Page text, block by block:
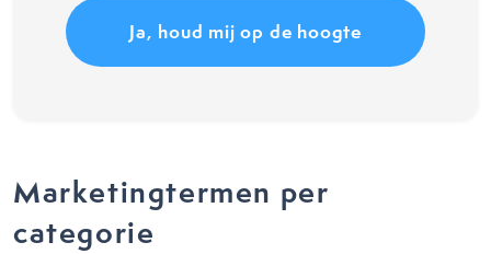
Marketingtermen per
categorie